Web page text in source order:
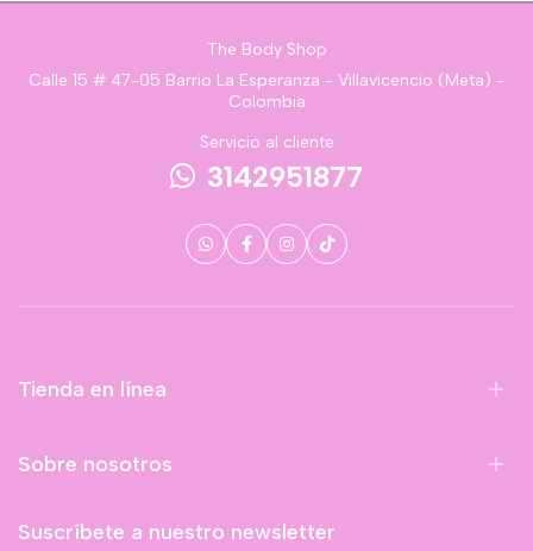
The Body Shop
Calle 15 # 47-05 Barrio La Esperanza - Villavicencio (Meta) -
Colombia
Servicio al cliente
3142951877
Tienda en línea
Sobre nosotros
Suscríbete a nuestro newsletter